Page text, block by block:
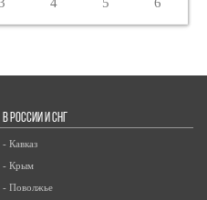
В РОССИИ И СНГ
- Кавказ
- Крым
- Поволжье